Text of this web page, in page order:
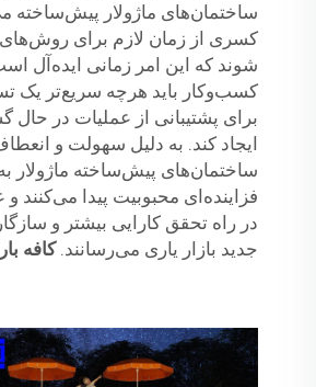
ساختمان‌های ماژولار پیش‌ساخته
کسری از زمان لازم برای
شوند که این امر زمانی ایده‌آل
کسب‌وکار باید هرچه سریع‌تر یک
برای پشتیبانی از عملیات در
ایجاد کند. به دلیل سهولت و
ساختمان‌های پیش‌ساخته ماژولار
فزاینده‌ای محبوبیت پیدا می‌کنند و
در راه تحقق کارایی بیشتر و
جدید بازار یاری می‌رسانند.کافه